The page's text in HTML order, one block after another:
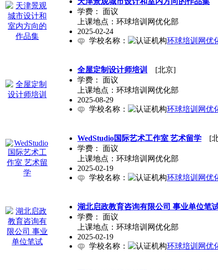
学费： 面议
上课地点：环球培训网优化部
2025-02-24
学校名称：
环球培训网优
全屋定制设计师培训
[北京]
学费： 面议
上课地点：环球培训网优化部
2025-08-29
学校名称：
环球培训网优
WedStudio国际艺术工作室 艺术留学 [
学费： 面议
上课地点：环球培训网优化部
2025-02-19
学校名称：
环球培训网优
湖北启政教育咨询有限公司 事业单位笔
学费： 面议
上课地点：环球培训网优化部
2025-02-19
学校名称：
环球培训网优